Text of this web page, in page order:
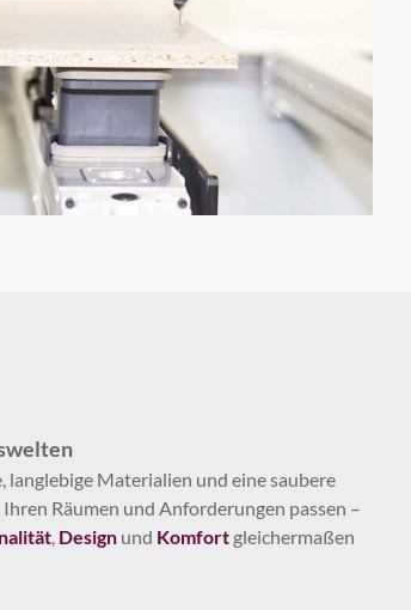
langlebige Materialien und eine saubere
Ihren Räumen und Anforderungen passen –
, Designund Komfortgleichermaßen